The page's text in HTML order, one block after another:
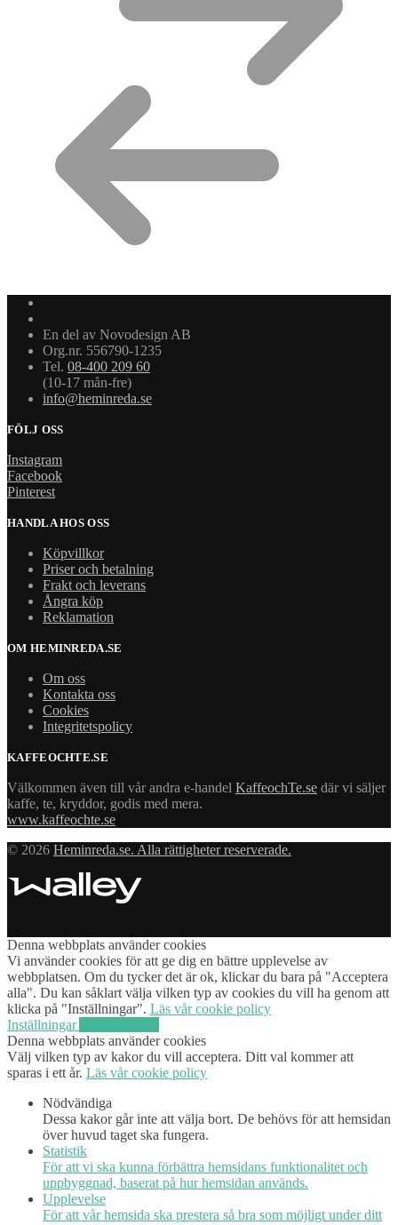
En del av Novodesign AB
Org.nr. 556790-1235
Tel. 08-400 209 60
(10-17 mån-fre)
info@heminreda.se
FÖLJ OSS
Instagram
Facebook
Pinterest
HANDLA HOS OSS
Köpvillkor
Priser och betalning
Frakt och leverans
Ångra köp
Reklamation
OM HEMINREDA.SE
Om oss
Kontakta oss
Cookies
Integritetspolicy
KAFFEOCHTE.SE
Välkommen även till vår andra e-handel KaffeochTe.se där vi säljer
kaffe, te, kryddor, godis med mera.
www.kaffeochte.se
© 2026 Heminreda.se. Alla rättigheter reserverade.
Denna webbplats använder cookies
Vi använder cookies för att ge dig en bättre upplevelse av
webbplatsen. Om du tycker det är ok, klickar du bara på "Acceptera
alla". Du kan såklart välja vilken typ av cookies du vill ha genom att
klicka på "Inställningar". Läs vår cookie policy
Inställningar
Denna webbplats använder cookies
Välj vilken typ av kakor du vill acceptera. Ditt val kommer att
sparas i ett år. Läs vår cookie policy
Nödvändiga
Dessa kakor går inte att välja bort. De behövs för att hemsidan
över huvud taget ska fungera.
Statistik
För att vi ska kunna förbättra hemsidans funktionalitet och
uppbyggnad, baserat på hur hemsidan används.
Upplevelse
För att vår hemsida ska prestera så bra som möjligt under ditt